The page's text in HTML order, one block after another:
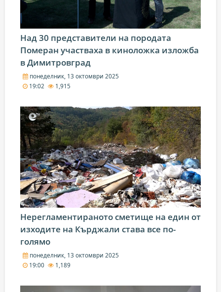
Над 30 представители на породата
Померан участваха в киноложка изложба
в Димитровград
понеделник, 13 октомври 2025
19:02
1,915
Нерегламентираното сметище на един от
изходите на Кърджали става все по-
голямо
понеделник, 13 октомври 2025
19:00
1,189